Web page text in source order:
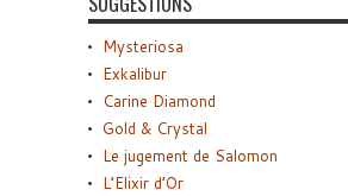
Mysteriosa
Exkalibur
Carine Diamond
Gold & Crystal
Le jugement de Salomon
L’Elixir d’Or